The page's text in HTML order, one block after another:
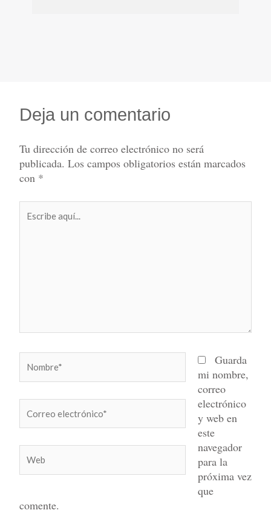
Deja un comentario
Tu dirección de correo electrónico no será
publicada. Los campos obligatorios están marcados
con *
aquí...
electrónico*
Guarda
mi nombre,
correo
electrónico
y web en
este
navegador
para la
próxima vez
que
comente.